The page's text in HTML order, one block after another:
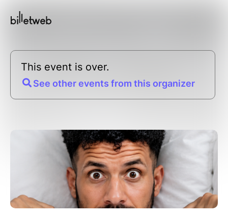
This event is over.
See other events from this organizer